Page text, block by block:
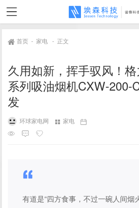
首页 -家电 - 正文
久用如新，挥手驭风！
系列吸油烟机CXW-200-
发
环球家电网 家电
有道是“四方食事，不过一碗人间烟